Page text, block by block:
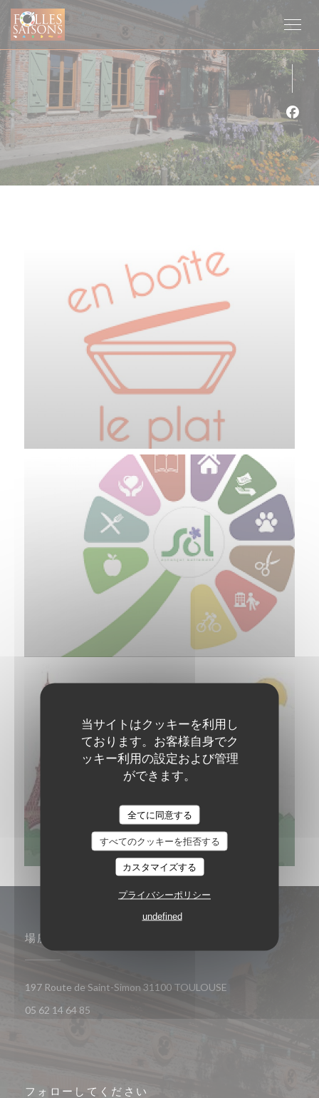
クッキー利用の管理について
当サイトはクッキーを利用し
ております。お客様自身でク
ッキー利用の設定および管理
ができます。
全てに同意する
すべてのクッキーを拒否する
カスタマイズする
プライバシーポリシー
undefined
場所
197 Route de Saint-Simon 31100 TOULOUSE
05 62 14 64 85
フォローしてください